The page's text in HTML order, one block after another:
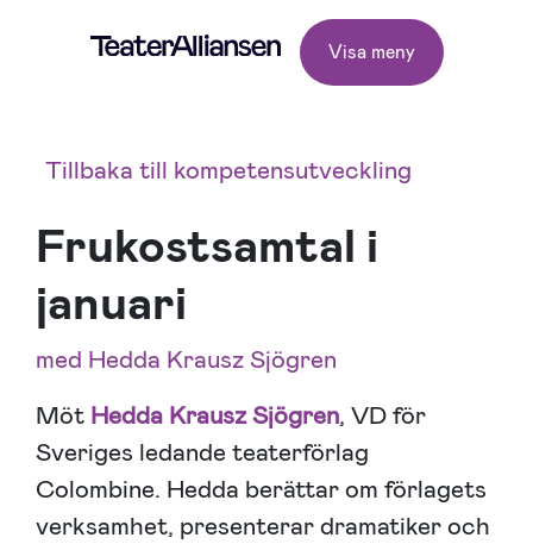
Visa meny
Tillbaka till kompetensutveckling
Frukostsamtal i
januari
med Hedda Krausz Sjögren
Möt Hedda Krausz Sjögren, VD för
Sveriges ledande teaterförlag
Colombine. Hedda berättar om förlagets
verksamhet, presenterar dramatiker och